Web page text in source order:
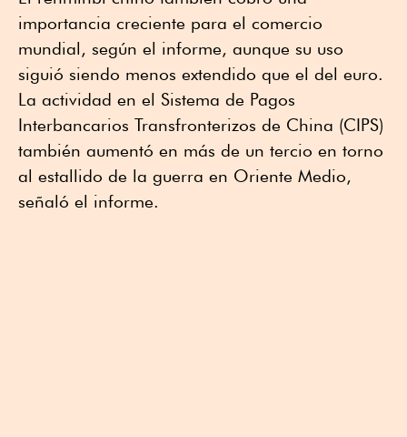
importancia creciente para el comercio
mundial, según el informe, aunque su uso
siguió siendo menos extendido que el del euro.
La actividad en el Sistema de Pagos
Interbancarios Transfronterizos de China (CIPS)
también aumentó en más de un tercio en torno
al estallido de la guerra en Oriente Medio,
señaló el informe.